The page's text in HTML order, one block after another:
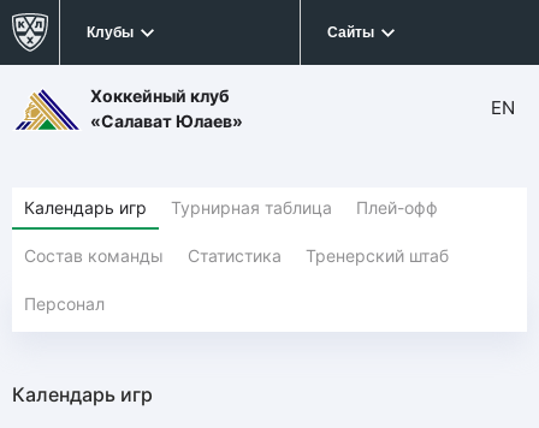
Клубы Сайты
Хоккейный клуб
«Салават Юлаев»
EN
Календарь игр Турнирная таблица Плей-офф
Состав команды Статистика Тренерский штаб
Персонал
Календарь игр